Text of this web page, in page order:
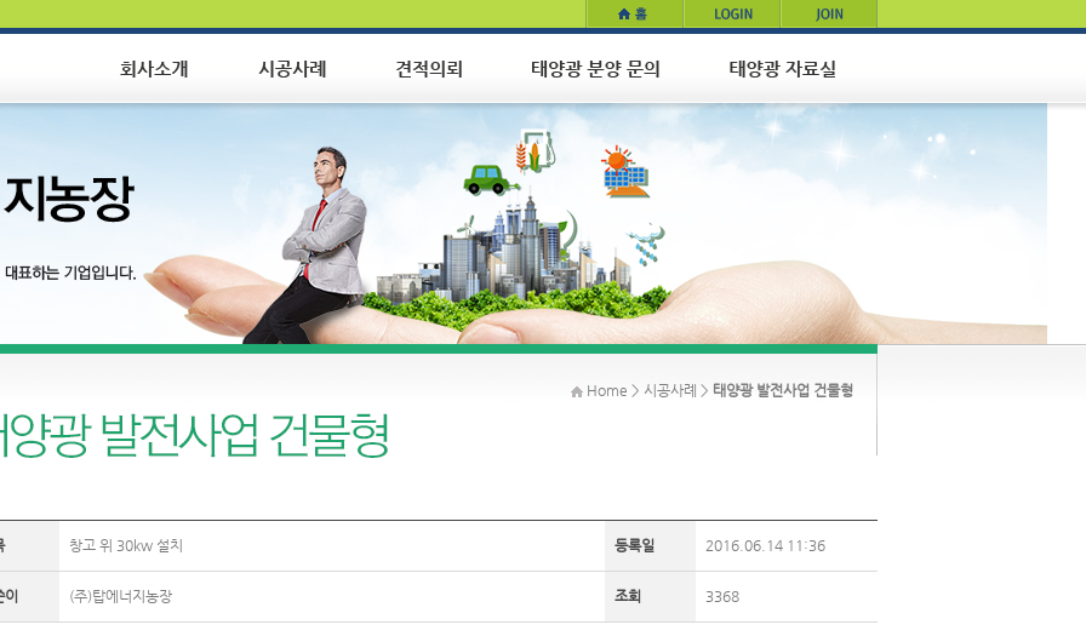
Home > 시공사례 > 태양광 발전사업 건물형
창고 위 30kw 설치 등록일 2016.06.14 11:36
(주)탑에너지농장 조회 3368